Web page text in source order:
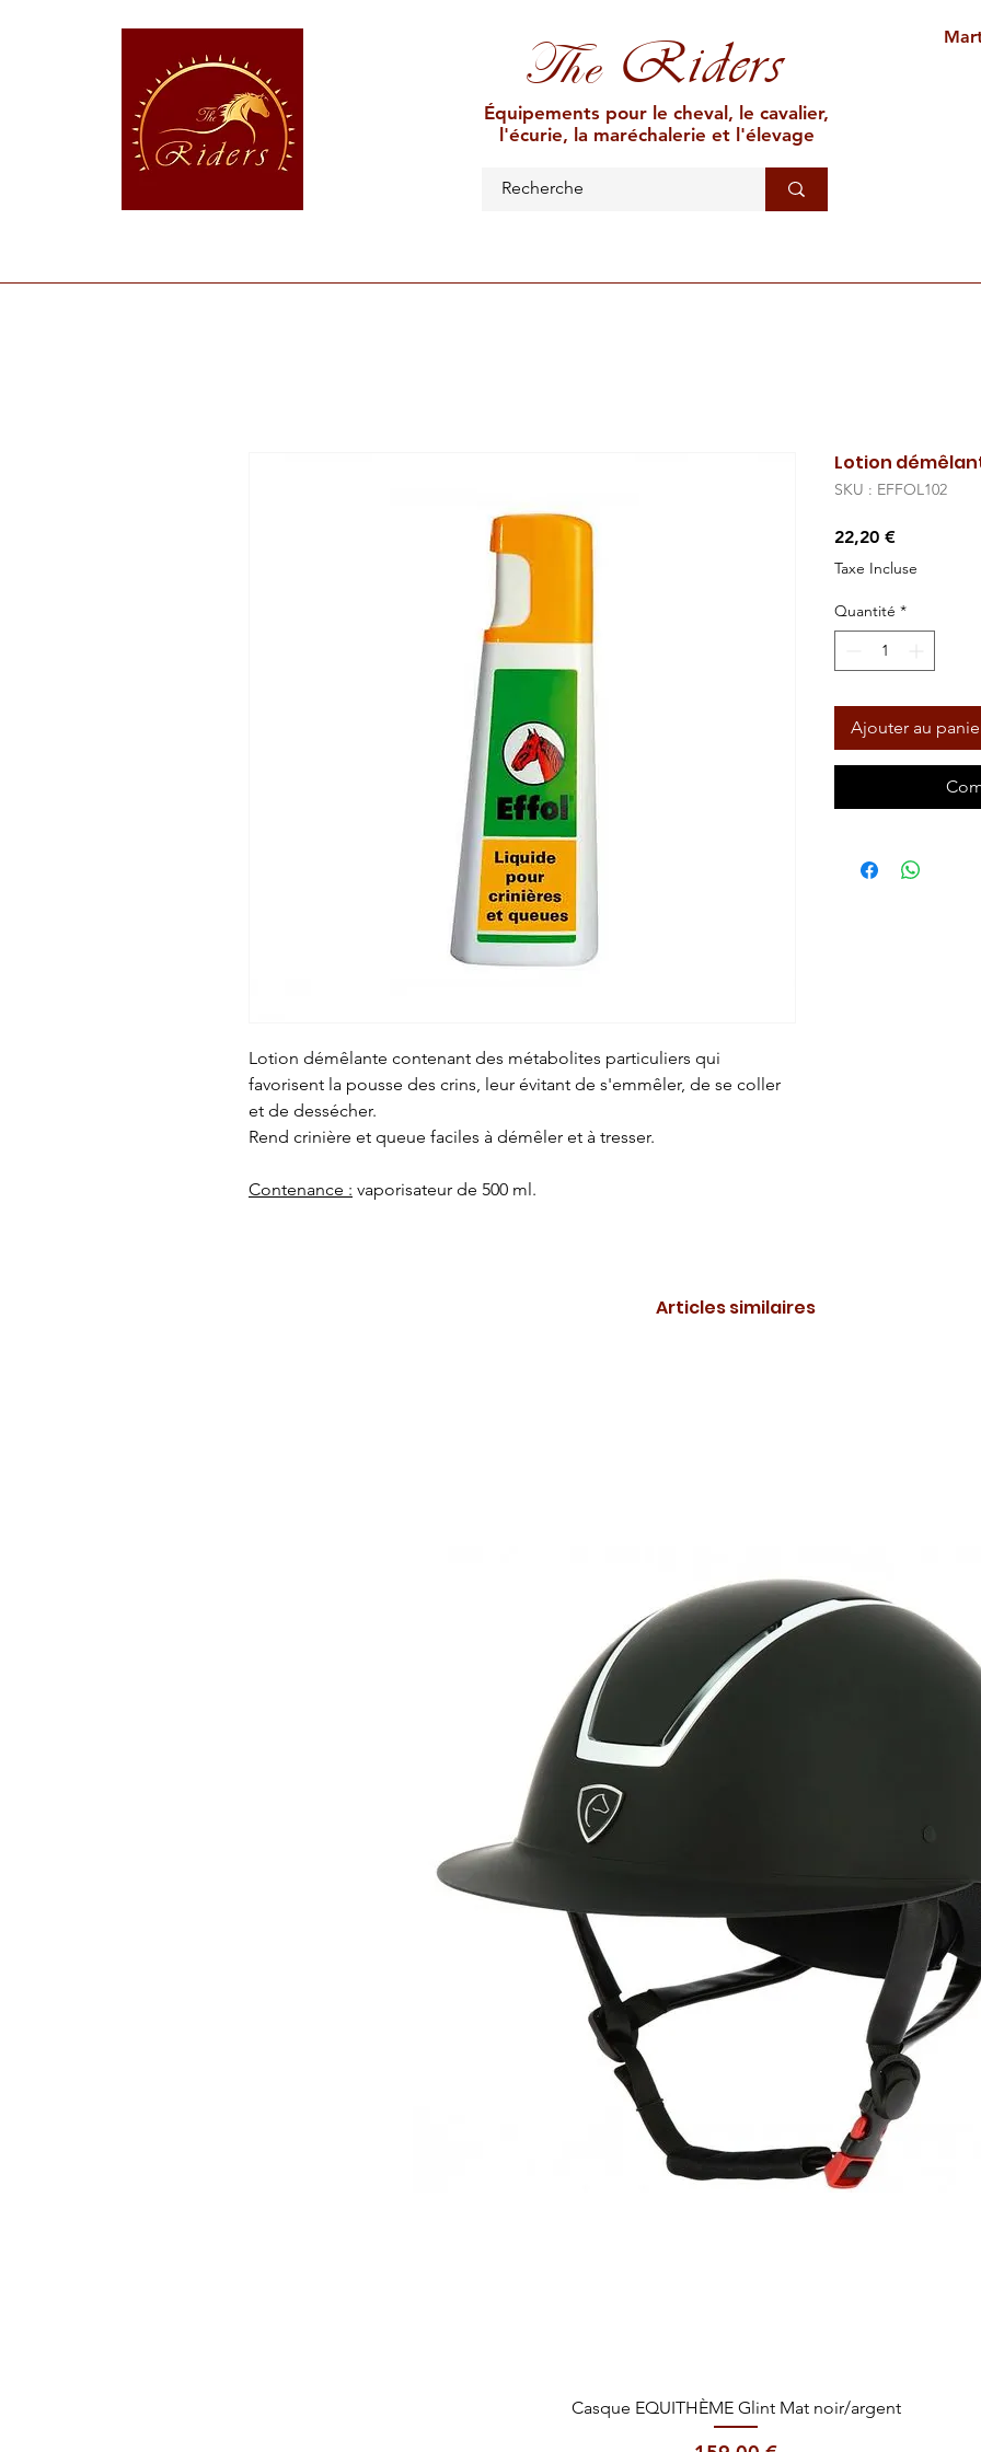
TheRiders
Équipements pour le cheval, le cavalier,
l'écurie, la maréchalerie et l'élevage
Lotion démêlante contenant des métabolites particuliers qui
favorisent la pousse des crins, leur évitant de s'emmêler, de se coller
et de dessécher.
Rend crinière et queue faciles à démêler et à tresser.
Contenance : vaporisateur de 500 ml.
Lotion
SKU : EFFOL102
22,20 €Prix
Taxe Incluse
Quantité *
Ajouter au
Articles similaires
Aperçu rapide
Casque EQUITHÈME Glint Mat noir/argent